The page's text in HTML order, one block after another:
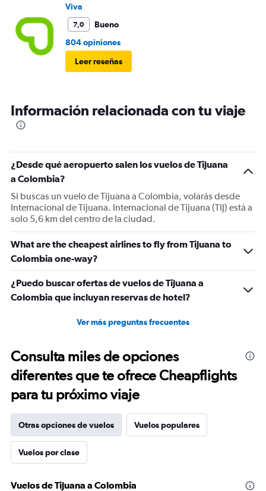
Viva
7,0
Bueno
804 opiniones
Leer reseñas
Información relacionada con tu viaje
¿Desde qué aeropuerto salen los vuelos de Tijuana
a Colombia?
Si buscas un vuelo de Tijuana a Colombia, volarás desde
Internacional de Tijuana. Internacional de Tijuana (TIJ) está a
solo 5,6 km del centro de la ciudad.
What are the cheapest airlines to fly from Tijuana to
Colombia one-way?
¿Puedo buscar ofertas de vuelos de Tijuana a
Colombia que incluyan reservas de hotel?
Ver más preguntas frecuentes
Consulta miles de opciones
diferentes que te ofrece Cheapflights
para tu próximo viaje
Otras opciones de vuelos Vuelos populares
Vuelos por clase
Vuelos de Tijuana a Colombia